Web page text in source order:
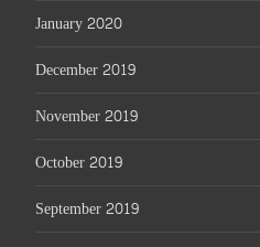
January 2020
December 2019
November 2019
October 2019
September 2019